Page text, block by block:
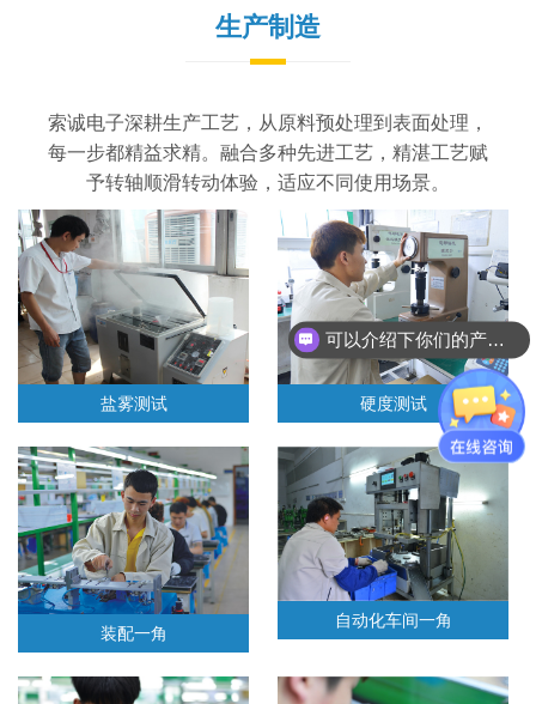
生产制造
索诚电子深耕生产工艺，从原料预处理到表面处理，
每一步都精益求精。融合多种先进工艺，精湛工艺赋
予转轴顺滑转动体验，适应不同使用场景。
盐雾测试 硬度测试
装配一角
自动化车间一角
可以介绍下你们的产品么？
产品图纸可以发吗？